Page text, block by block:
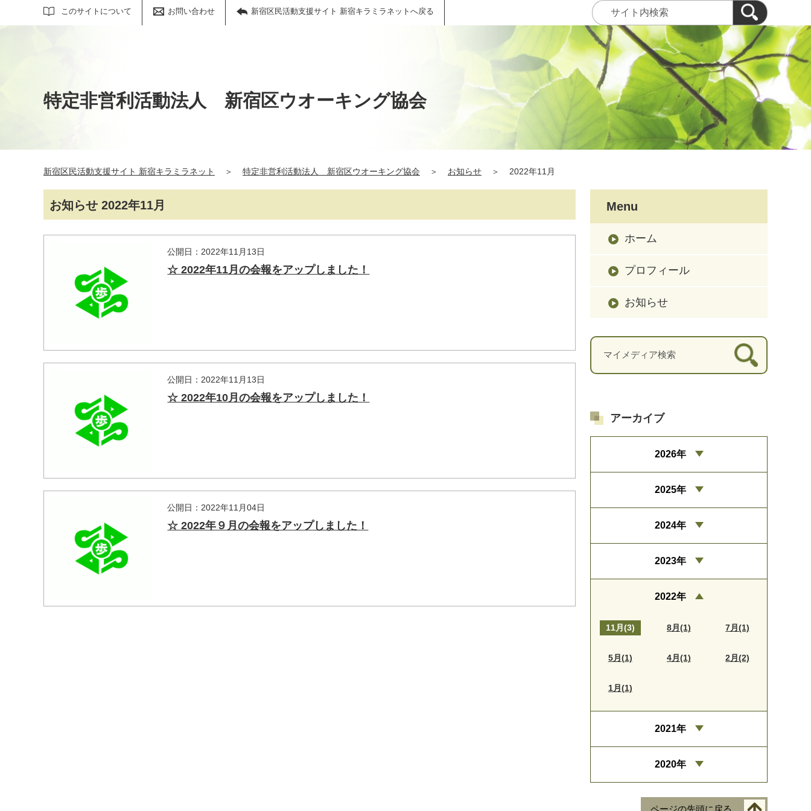
このサイトについて お問い合わせ 新宿区民活動支援サイト 新宿キラミラネットへ戻る
サイト内検索
特定非営利活動法人 新宿区ウオーキング協会
新宿区民活動支援サイト 新宿キラミラネット ＞ 特定非営利活動法人 新宿区ウオーキング協会 ＞ お知らせ ＞ 2022年11月
お知らせ 2022年11月
公開日：2022年11月13日
☆ 2022年11月の会報をアップしました！
公開日：2022年11月13日
☆ 2022年10月の会報をアップしました！
公開日：2022年11月04日
☆ 2022年９月の会報をアップしました！
Menu
ホーム
プロフィール
お知らせ
アーカイブ
2026年
2025年
2024年
2023年
2022年
11月(3) 8月(1) 7月(1)
5月(1) 4月(1) 2月(2)
1月(1)
2021年
2020年